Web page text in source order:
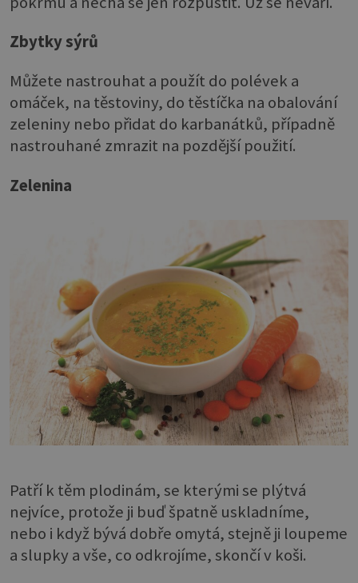
Zbytky sýrů
Můžete nastrouhat a použít do polévek a
omáček, na těstoviny, do těstíčka na obalování
zeleniny nebo přidat do karbanátků, případně
nastrouhané zmrazit na pozdější použití.
Zelenina
Patří k těm plodinám, se kterými se plýtvá
nejvíce, protože ji buď špatně uskladníme,
nebo i když bývá dobře omytá, stejně ji loupeme
a slupky a vše, co odkrojíme, skončí v koši.